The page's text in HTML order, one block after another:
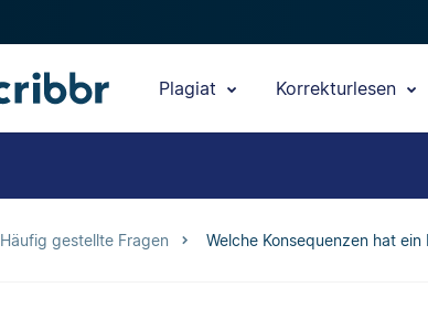
Plagiat Korrekturlesen
Häufig gestellte Fragen Welche Konsequenzen hat ein